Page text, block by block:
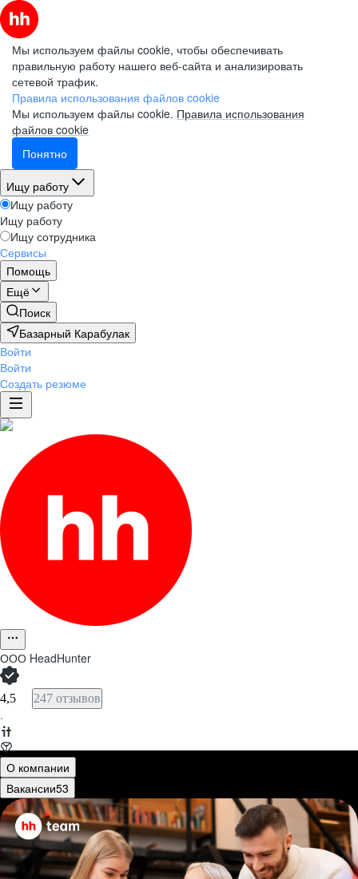
Мы используем файлы cookie, чтобы обеспечивать
правильную работу нашего веб-сайта и анализировать
сетевой трафик.
Правила использования файлов cookie
Мы используем файлы cookie. Правила использования
файлов cookie
Понятно
Ищу работу
Ищу работу
Ищу работу
Ищу сотрудника
Сервисы
Помощь
Ещё
Поиск
Базарный Карабулак
Войти
Войти
Создать резюме
ООО HeadHunter
4,5 247 отзывов
·
О компании
Вакансии53